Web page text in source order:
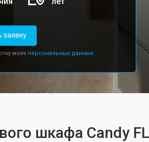
заявку
моих персональных данных.
шкафа Candy